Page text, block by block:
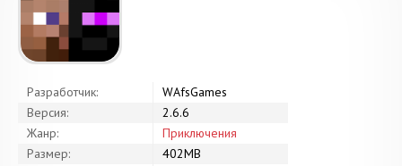
Разработчик:
WAfsGames
Версия:
2.6.6
Жанр:
Приключения
Размер:
402MB